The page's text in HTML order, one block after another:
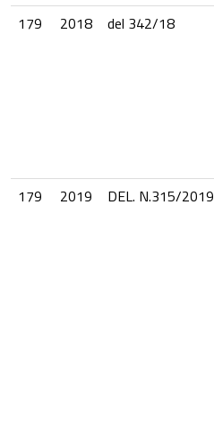
179
2018 del 342/18
179
2019 DEL. N.315/2019